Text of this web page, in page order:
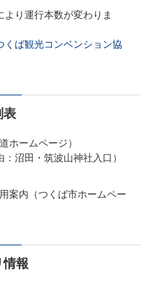
り運行本数が変わりま
くば観光コンベンション協
表
ホームページ）
沼田・筑波山神社入口）
案内（つくば市ホームペー
情報